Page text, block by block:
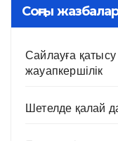
Соңғы
Сайлауға
жауапкершілік
Шетелде қалай